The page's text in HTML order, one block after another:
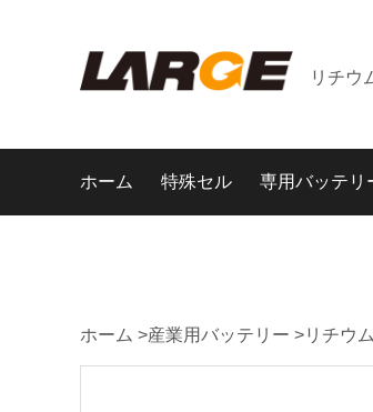
リチウ
ホーム 特殊セル 専用バッテリ
ホーム >産業用バッテリー >リチウ